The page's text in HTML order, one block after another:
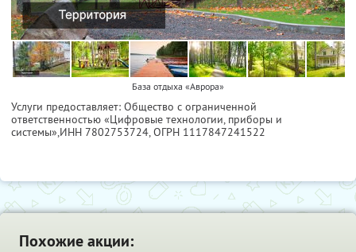
База отдыха «Аврора»
Услуги предоставляет: Общество с ограниченной
ответственностью «Цифровые технологии, приборы и
системы»,ИНН 7802753724, ОГРН 1117847241522
Похожие акции: